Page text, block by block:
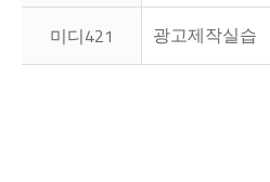
미디421 광고제작실습